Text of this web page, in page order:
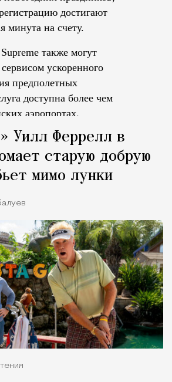
достигают
минута на счету.
также могут
ускоренного
предполетных
доступна более чем
аэропортах.
Уилл Феррелл в
старую добрую
мимо лунки